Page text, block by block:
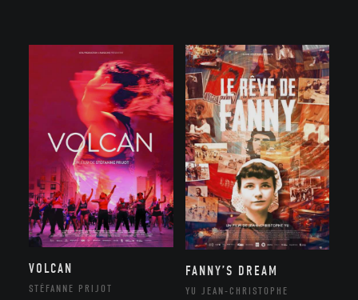
VOLCAN
STÉFANNE PRIJOT
FANNY’S DREAM
YU JEAN-CHRISTOPHE